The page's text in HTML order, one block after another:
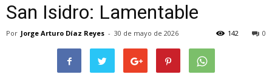
San Isidro: Lamentable
Por Jorge Arturo Díaz Reyes - 30 de mayo de 2026 0
142